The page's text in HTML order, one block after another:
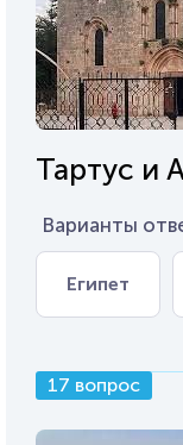
Тартус и
Варианты
Египет
17 вопрос